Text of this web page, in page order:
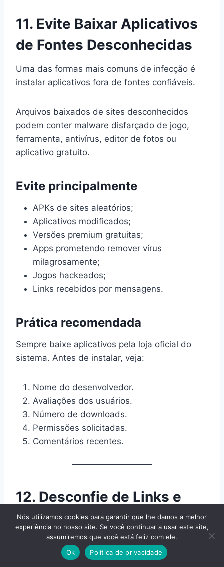
11. Evite Baixar Aplicativos
de Fontes Desconhecidas
Uma das formas mais comuns de infecção é
instalar aplicativos fora de fontes confiáveis.
Arquivos baixados de sites desconhecidos
podem conter malware disfarçado de jogo,
ferramenta, antivírus, editor de fotos ou
aplicativo gratuito.
Evite principalmente
APKs de sites aleatórios;
Aplicativos modificados;
Versões premium gratuitas;
Apps prometendo remover vírus
milagrosamente;
Jogos hackeados;
Links recebidos por mensagens.
Prática recomendada
Sempre baixe aplicativos pela loja oficial do
sistema. Antes de instalar, veja:
Nome do desenvolvedor.
Avaliações dos usuários.
Número de downloads.
Permissões solicitadas.
Comentários recentes.
12. Desconfie de Links e
Mensagens Suspeitas
Muitos ataques começam com um simples
Nós utilizamos cookies para garantir que lhe damos a melhor
experiência no nosso site. Se você continuar a usar este site,
assumiremos que você está feliz com ele.
Ok
Política de privacidade